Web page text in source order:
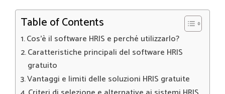
Table of Contents
Cos’è il software HRIS e perché utilizzarlo?
Caratteristiche principali del software HRIS
gratuito
Vantaggi e limiti delle soluzioni HRIS gratuite